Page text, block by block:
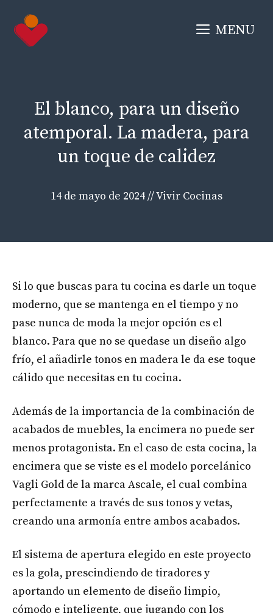
contenido
MENU
El blanco, para un diseño
atemporal. La madera, para
un toque de calidez
14 de mayo de 2024//Vivir Cocinas
Si lo que buscas para tu cocina es darle un toque
moderno, que se mantenga en el tiempo y no
pase nunca de moda la mejor opción es el
blanco. Para que no se quedase un diseño algo
frío, el añadirle tonos en madera le da ese toque
cálido que necesitas en tu cocina.
Además de la importancia de la combinación de
acabados de muebles, la encimera no puede ser
menos protagonista. En el caso de esta cocina, la
encimera que se viste es el modelo porcelánico
Vagli Gold de la marca Ascale, el cual combina
perfectamente a través de sus tonos y vetas,
creando una armonía entre ambos acabados.
El sistema de apertura elegido en este proyecto
es la gola, prescindiendo de tiradores y
aportando un elemento de diseño limpio,
cómodo e inteligente, que jugando con los